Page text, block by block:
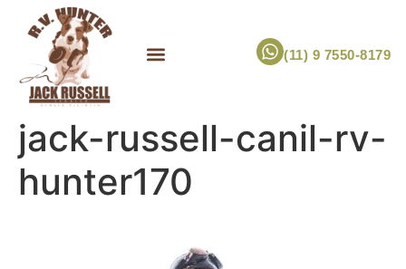
(11) 9 7550-8179
jack-russell-canil-rv-
hunter170